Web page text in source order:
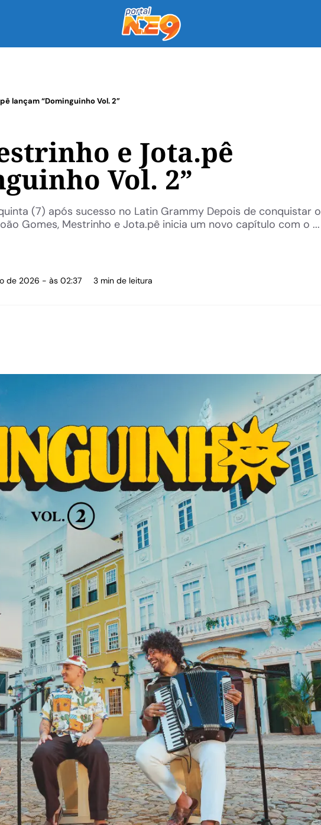
lançam “Dominguinho Vol. 2”
e Jota.pê
Vol. 2”
(7) após sucesso no Latin Grammy Depois de conquistar o
Gomes, Mestrinho e Jota.pê inicia um novo capítulo com o ...
de 2026 - às 02:37 3 min de leitura